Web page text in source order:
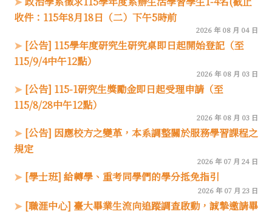
收件：115年8月18日（二）下午5時前
2026 年 08 月 04 日
[公告] 115學年度研究生研究桌即日起開始登記（至
115/9/4中午12點）
2026 年 08 月 03 日
[公告] 115-1研究生獎勵金即日起受理申請（至
115/8/28中午12點）
2026 年 08 月 03 日
[公告] 因應校方之變革，本系調整關於服務學習課程之
規定
2026 年 07 月 24 日
[學士班] 給轉學、重考同學們的學分抵免指引
2026 年 07 月 23 日
[職涯中心] 臺大畢業生流向追蹤調查啟動，誠摯邀請畢